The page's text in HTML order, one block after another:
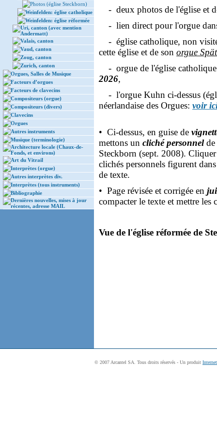
Photos (église Steckborn)
Weinfelden: église catholique
Weinfelden: église réformée
Uri, canton (avec mention
Andermatt)
Valais, canton
Vaud, canton
Zoug, canton
Zurich, canton
Orgues, Salles de Musique
Facteurs d’orgues
Facteurs de clavecins
Compositeurs (orgue)
Compositeurs (divers)
Clavecins
Orgues
Autres instruments
Musique (terminologie)
Architecture locale (Chaux-de-
Fonds, et environs)
Art du Vitrail
Interprètes (orgue)
Autres interprètes div.
Interprètes (tous instruments)
Bibliographie
Dernières nouvelles, mises à jour
récentes, adresse MAIL
- deux photos de l'église et
- lien direct pour l'orgue
- église catholique, non
cette église et de son orgue
- orgue de l'église
2026,
- l'orgue Kuhn ci-dessus
néerlandaise des Orgues: voir
• Ci-dessus, en guise de
mettons un cliché personnelde
Steckborn (sept. 2008).
clichés personnels figurent
de texte.
• Page révisée et corrigée en
compacter le texte et mettre
Vue de l'église réformée de
© 2007 Arcantel SA. Tous droits réservés - Un produit